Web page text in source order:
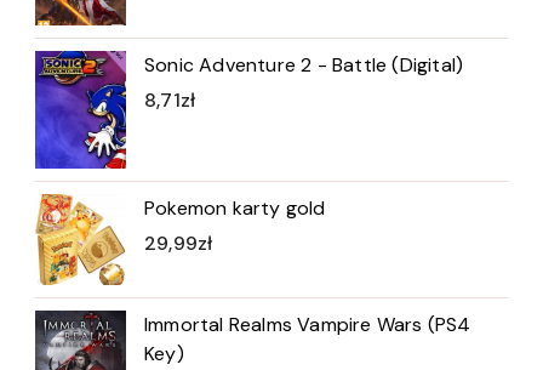
Sonic Adventure 2 - Battle (Digital)
8,71zł
Pokemon karty gold
29,99zł
Immortal Realms Vampire Wars (PS4
Key)